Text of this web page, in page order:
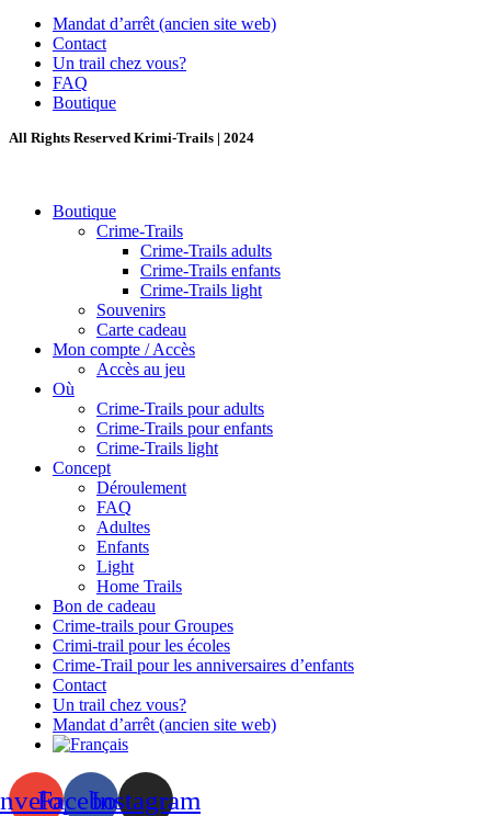
Mandat d’arrêt (ancien site web)
Contact
Un trail chez vous?
FAQ
Boutique
All Rights Reserved Krimi-Trails | 2024
Boutique
Crime-Trails
Crime-Trails adults
Crime-Trails enfants
Crime-Trails light
Souvenirs
Carte cadeau
Mon compte / Accès
Accès au jeu
Où
Crime-Trails pour adults
Crime-Trails pour enfants
Crime-Trails light
Concept
Déroulement
FAQ
Adultes
Enfants
Light
Home Trails
Bon de cadeau
Crime-trails pour Groupes
Crimi-trail pour les écoles
Crime-Trail pour les anniversaires d’enfants
Contact
Un trail chez vous?
Mandat d’arrêt (ancien site web)
FacebookInstagram